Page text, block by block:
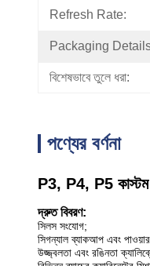
Refresh Rate:
Packaging
বিশেষভাবে তুলে ধরা:
পণ্যের বর্ণনা
P3, P4, P5 কাস্টম
দ্রুত বিবরণ:
সিলস সংযোগ;
সিগন্যাল ব্যাকআপ এবং
উজ্জ্বলতা এবং রঙিনতা